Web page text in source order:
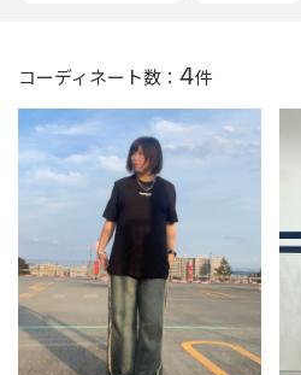
コーディネート数： 4件